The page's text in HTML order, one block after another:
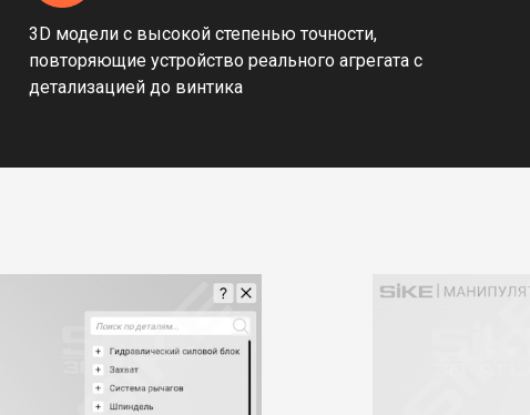
3D модели с высокой степенью точности,
повторяющие устройство реального агрегата с
детализацией до винтика